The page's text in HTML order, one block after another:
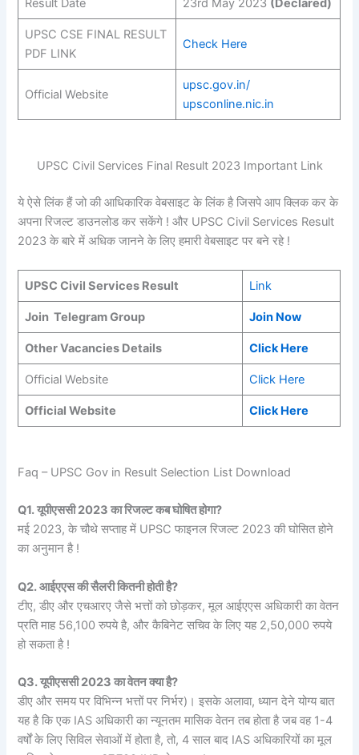
Result Date 23rd May 2023 (Declared)
UPSC CSE FINAL RESULT
PDF LINK
Check Here
Official Website
upsc.gov.in/
upsconline.nic.in
UPSC Civil Services Final Result 2023 Important Link
ये ऐसे लिंक हैं जो की आधिकारिक वेबसाइट के लिंक है जिसपे आप क्लिक कर के
अपना रिजल्ट डाउनलोड कर सकेंगे ! और UPSC Civil Services Result
2023 के बारे में अधिक जानने के लिए हमारी वेबसाइट पर बने रहे !
UPSC Civil Services Result Link
Join Telegram Group Join Now
Other Vacancies Details Click Here
Official Website Click Here
Official Website Click Here
Faq – UPSC Gov in Result Selection List Download
Q1. यूपीएससी 2023 का रिजल्ट कब घोषित होगा?
मई 2023, के चौथे सप्ताह में UPSC फाइनल रिजल्ट 2023 की घोसित होने
का अनुमान है !
Q2. आईएएस की सैलरी कितनी होती है?
टीए, डीए और एचआरए जैसे भत्तों को छोड़कर, मूल आईएएस अधिकारी का वेतन
प्रति माह 56,100 रुपये है, और कैबिनेट सचिव के लिए यह 2,50,000 रुपये
हो सकता है !
Q3. यूपीएससी 2023 का वेतन क्या है?
डीए और समय पर विभिन्न भत्तों पर निर्भर)। इसके अलावा, ध्यान देने योग्य बात
यह है कि एक IAS अधिकारी का न्यूनतम मासिक वेतन तब होता है जब वह 1-4
वर्षों के लिए सिविल सेवाओं में होता है, तो, 4 साल बाद IAS अधिकारियों का मूल